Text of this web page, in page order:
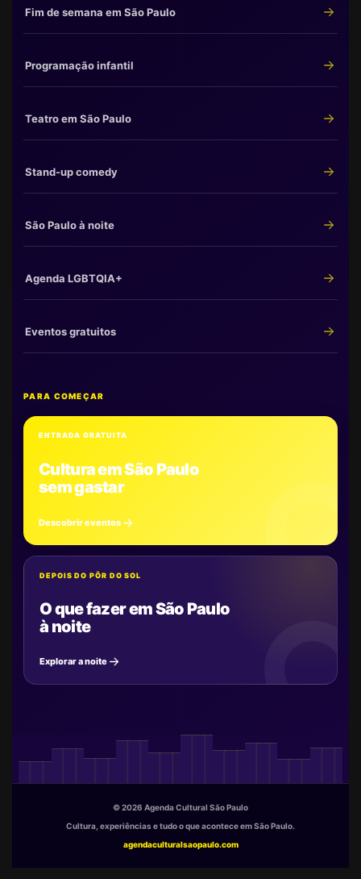
Fim de semana em São Paulo
Programação infantil
Teatro em São Paulo
Stand-up comedy
São Paulo à noite
Agenda LGBTQIA+
Eventos gratuitos
PARA COMEÇAR
ENTRADA GRATUITA
Cultura em São Paulo
sem gastar
Descobrir eventos
DEPOIS DO PÔR DO SOL
O que fazer em São Paulo
à noite
Explorar a noite
© 2026 Agenda Cultural São Paulo
Cultura, experiências e tudo o que acontece em São Paulo.
agendaculturalsaopaulo.com